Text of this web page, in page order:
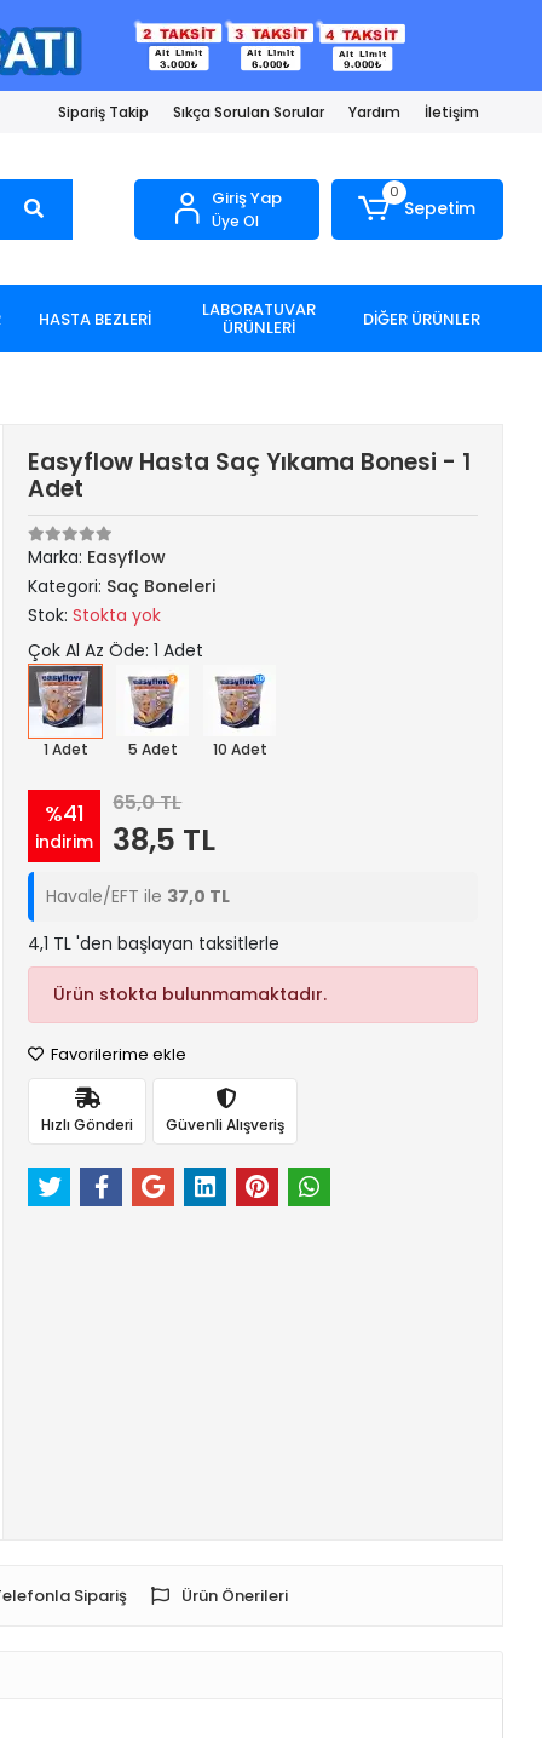
Sipariş Takip Sıkça Sorulan Sorular Yardım İletişim
Giriş Yap
Üye Ol
0
Sepetim
HASTA BEZLERİ LABORATUVAR
ÜRÜNLERİ DİĞER ÜRÜNLER
Easyflow Hasta Saç Yıkama Bonesi - 1
Adet
Marka: Easyflow
Kategori: Saç Boneleri
Stok:Stokta yok
Çok Al Az Öde: 1 Adet
1 Adet 5 Adet 10 Adet
%41
indirim
65,0 TL
38,5 TL
Havale/EFT ile 37,0 TL
4,1 TL 'den başlayan taksitlerle
Ürün stokta bulunmamaktadır.
Favorilerime ekle
Hızlı Gönderi Güvenli Alışveriş
Sipariş Ürün Önerileri